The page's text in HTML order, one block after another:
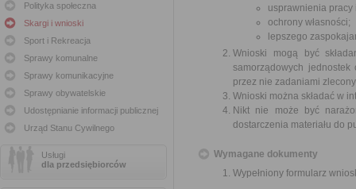
Polityka społeczna
Skargi i wnioski
Sport i Rekreacja
Sprawy komunalne
Sprawy komunikacyjne
Sprawy obywatelskie
Udostępnianie informacji publicznej
Urząd Stanu Cywilnego
Usługi
dla przedsiębiorców
usprawnienia
ochrony własności;
lepszego
Wnioski mogą być
samorządowych
przez nie zadaniami
Wnioski można składać w
Nikt nie może być
dostarczenia materiału do
Wymagane dokumenty
Wypełniony formularz